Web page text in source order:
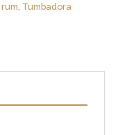
rum Tumbadora